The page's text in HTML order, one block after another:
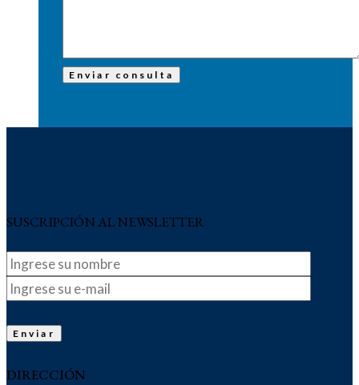
SUSCRIPCIÓN AL NEWSLETTER
DIRECCIÓN